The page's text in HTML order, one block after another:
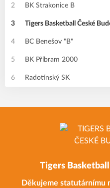
2 BK Strakonice B
3 Tigers Basketball České
4 BC Benešov "B"
5 BK Příbram 2000
6 Radotínský SK
Tigers
Děkujeme statutárnímu